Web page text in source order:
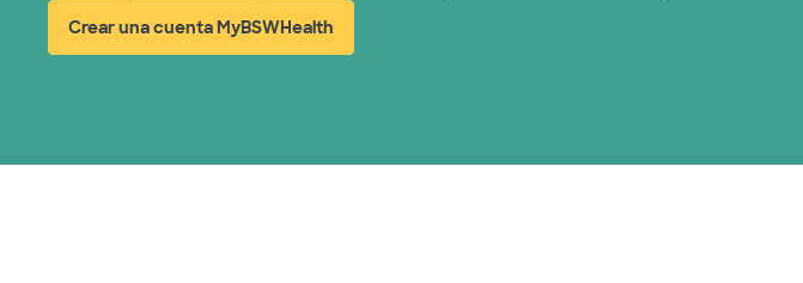
Crear una cuenta MyBSWHealth
(abre en ventana nueva)